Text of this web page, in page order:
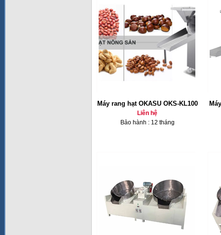
Máy rang hạt OKASU OKS-KL100
Liên hệ
Bảo hành : 12 tháng